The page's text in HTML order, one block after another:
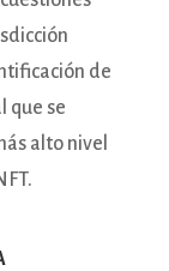
de
que se
alto nivel